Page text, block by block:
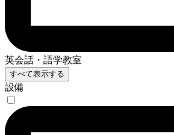
英会話・語学教室
すべて表示する
設備